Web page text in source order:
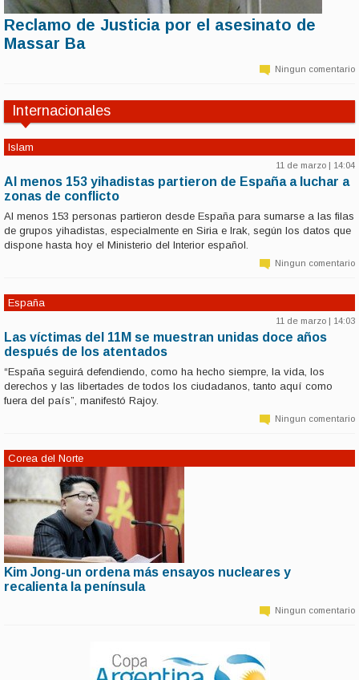
11 de marzo | 11:58
Dolor y reclamos por la muerte del activista senegalés Massar Ba
Argentina, en especial, por la comunidad senegalesa….
Reclamo de Justicia por el asesinato de
Massar Ba
Ningun comentario
Internacionales
Islam
11 de marzo | 14:04
Al menos 153 yihadistas partieron de España a luchar a
zonas de conflicto
Al menos 153 personas partieron desde España para sumarse a las filas
de grupos yihadistas, especialmente en Siria e Irak, según los datos que
dispone hasta hoy el Ministerio del Interior español.
Ningun comentario
España
11 de marzo | 14:03
Las víctimas del 11M se muestran unidas doce años
después de los atentados
“España seguirá defendiendo, como ha hecho siempre, la vida, los
derechos y las libertades de todos los ciudadanos, tanto aquí como
fuera del país”, manifestó Rajoy.
Ningun comentario
Corea del Norte
11 de marzo | 14:02
Kim Jong-un, ordenó hoy a su Ejército preparar nuevos ensayos nucleares,
con lo que elevó aún más la tensión en la ya bullente Península de Corea,
tras los ensayos misilísticos del Norte, las sanciones internacionales
Kim Jong-un ordena más ensayos nucleares y
recalienta la península
Ningun comentario